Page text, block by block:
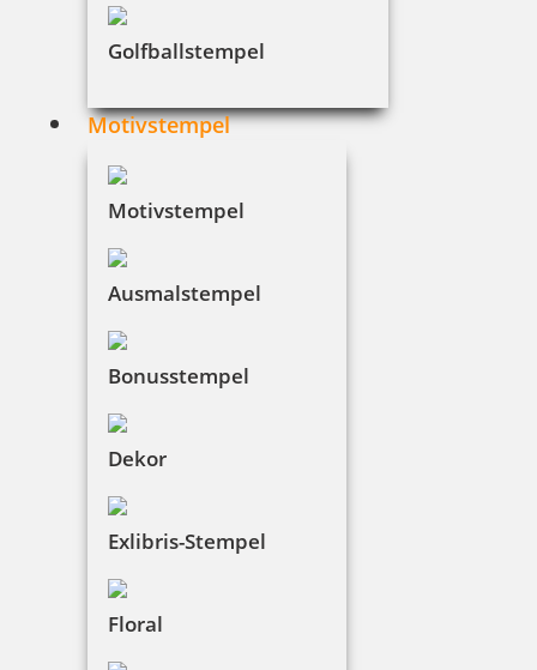
Golfballstempel
Motivstempel
Motivstempel
Ausmalstempel
Bonusstempel
Dekor
Exlibris-Stempel
Floral